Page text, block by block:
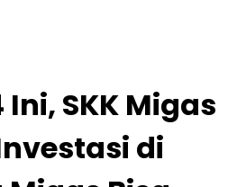
SKK Migas
di